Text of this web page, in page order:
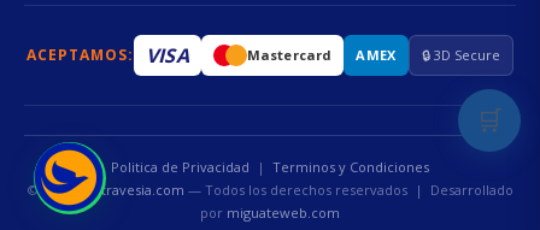
ACEPTAMOS: VISA Mastercard AMEX 🔒 3D Secure
Politica de Privacidad | Terminos y Condiciones
© 2026mastravesia.com — Todos los derechos reservados | Desarrollado
por miguateweb.com
🛒